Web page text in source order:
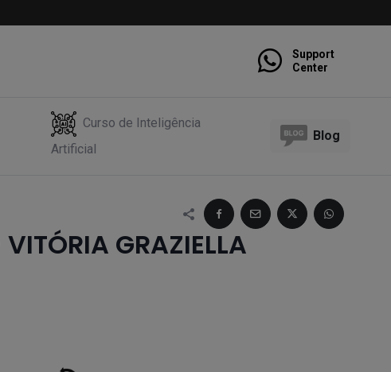
Support
Center
Curso de Inteligência
Artificial
Blog
GRAZIELLA